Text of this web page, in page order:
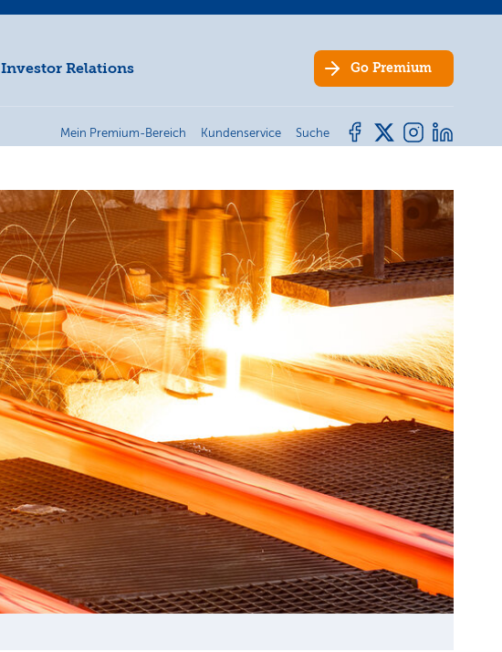
Investor Relations Go Premium
Mein Premium-Bereich Kundenservice Suche